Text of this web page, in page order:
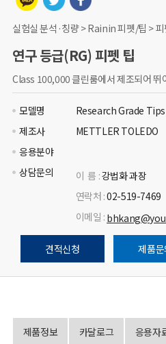
실험실 분석·칭량 > Rainin 피펫/팁 > 피
연구 등급(RG) 피펫 팁
Class 100,000 클린룸에서 제조되어 뛰
모델명
Research Grade Tips
제조사
METTLER TOLEDO
응용분야
상담문의
이 름 :강법화 과장
연락처 :02-519-7469
이메일 :
견적신청 제품문
제품정보 카달로그 응용자